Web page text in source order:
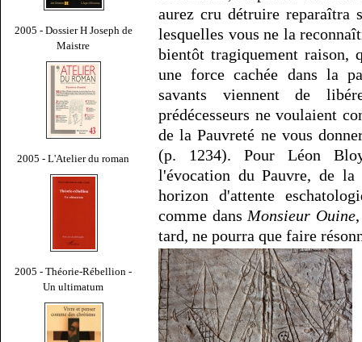
2005 - Dossier H Joseph de
Maistre
2005 - L'Atelier du roman
2005 - Théorie-Rébellion -
Un ultimatum
aurez cru détruire reparaîtra
lesquelles vous ne la
bientôt tragiquement raison,
une force cachée dans la
savants viennent de
prédécesseurs ne voulaient
de la Pauvreté ne vous
(p. 1234). Pour Léon
l'évocation du Pauvre, de la
horizon d'attente
comme dans Monsieur Ouine
tard, ne pourra que faire